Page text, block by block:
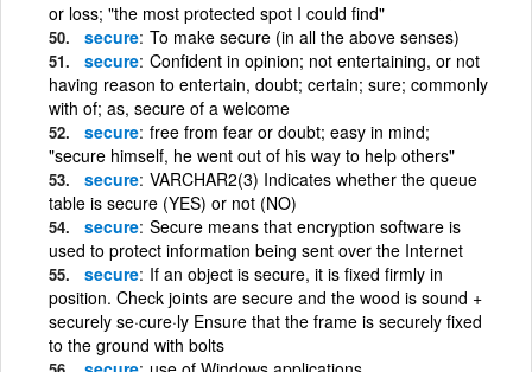
or loss; "the most protected spot I could find"
secure To make secure (in all the above senses)
secure Confident in opinion; not entertaining, or not
having reason to entertain, doubt; certain; sure; commonly
with of; as, secure of a welcome
secure free from fear or doubt; easy in mind;
"secure himself, he went out of his way to help others"
secure VARCHAR2(3) Indicates whether the queue
table is secure (YES) or not (NO)
secure Secure means that encryption software is
used to protect information being sent over the Internet
secure If an object is secure, it is fixed firmly in
position. Check joints are secure and the wood is sound +
securely se·cure·ly Ensure that the frame is securely fixed
to the ground with bolts